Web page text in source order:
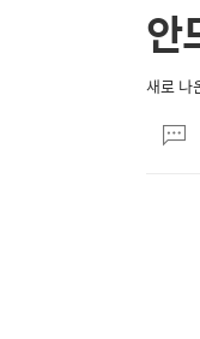
상
세
컨
텐
본
문
제
안
새로 나
문댓
글